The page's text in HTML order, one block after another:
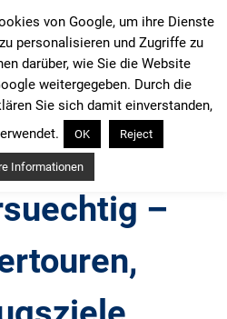
–
von Google, um ihre Dienste
personalisieren und Zugriffe zu
darüber, wie Sie die Website
weitergegeben. Durch die
Sie sich damit einverstanden,
OK Reject
Informationen